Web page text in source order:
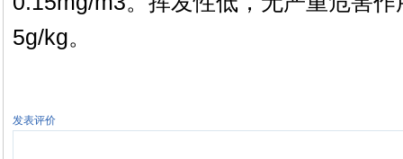
5g/kg。
发表评价